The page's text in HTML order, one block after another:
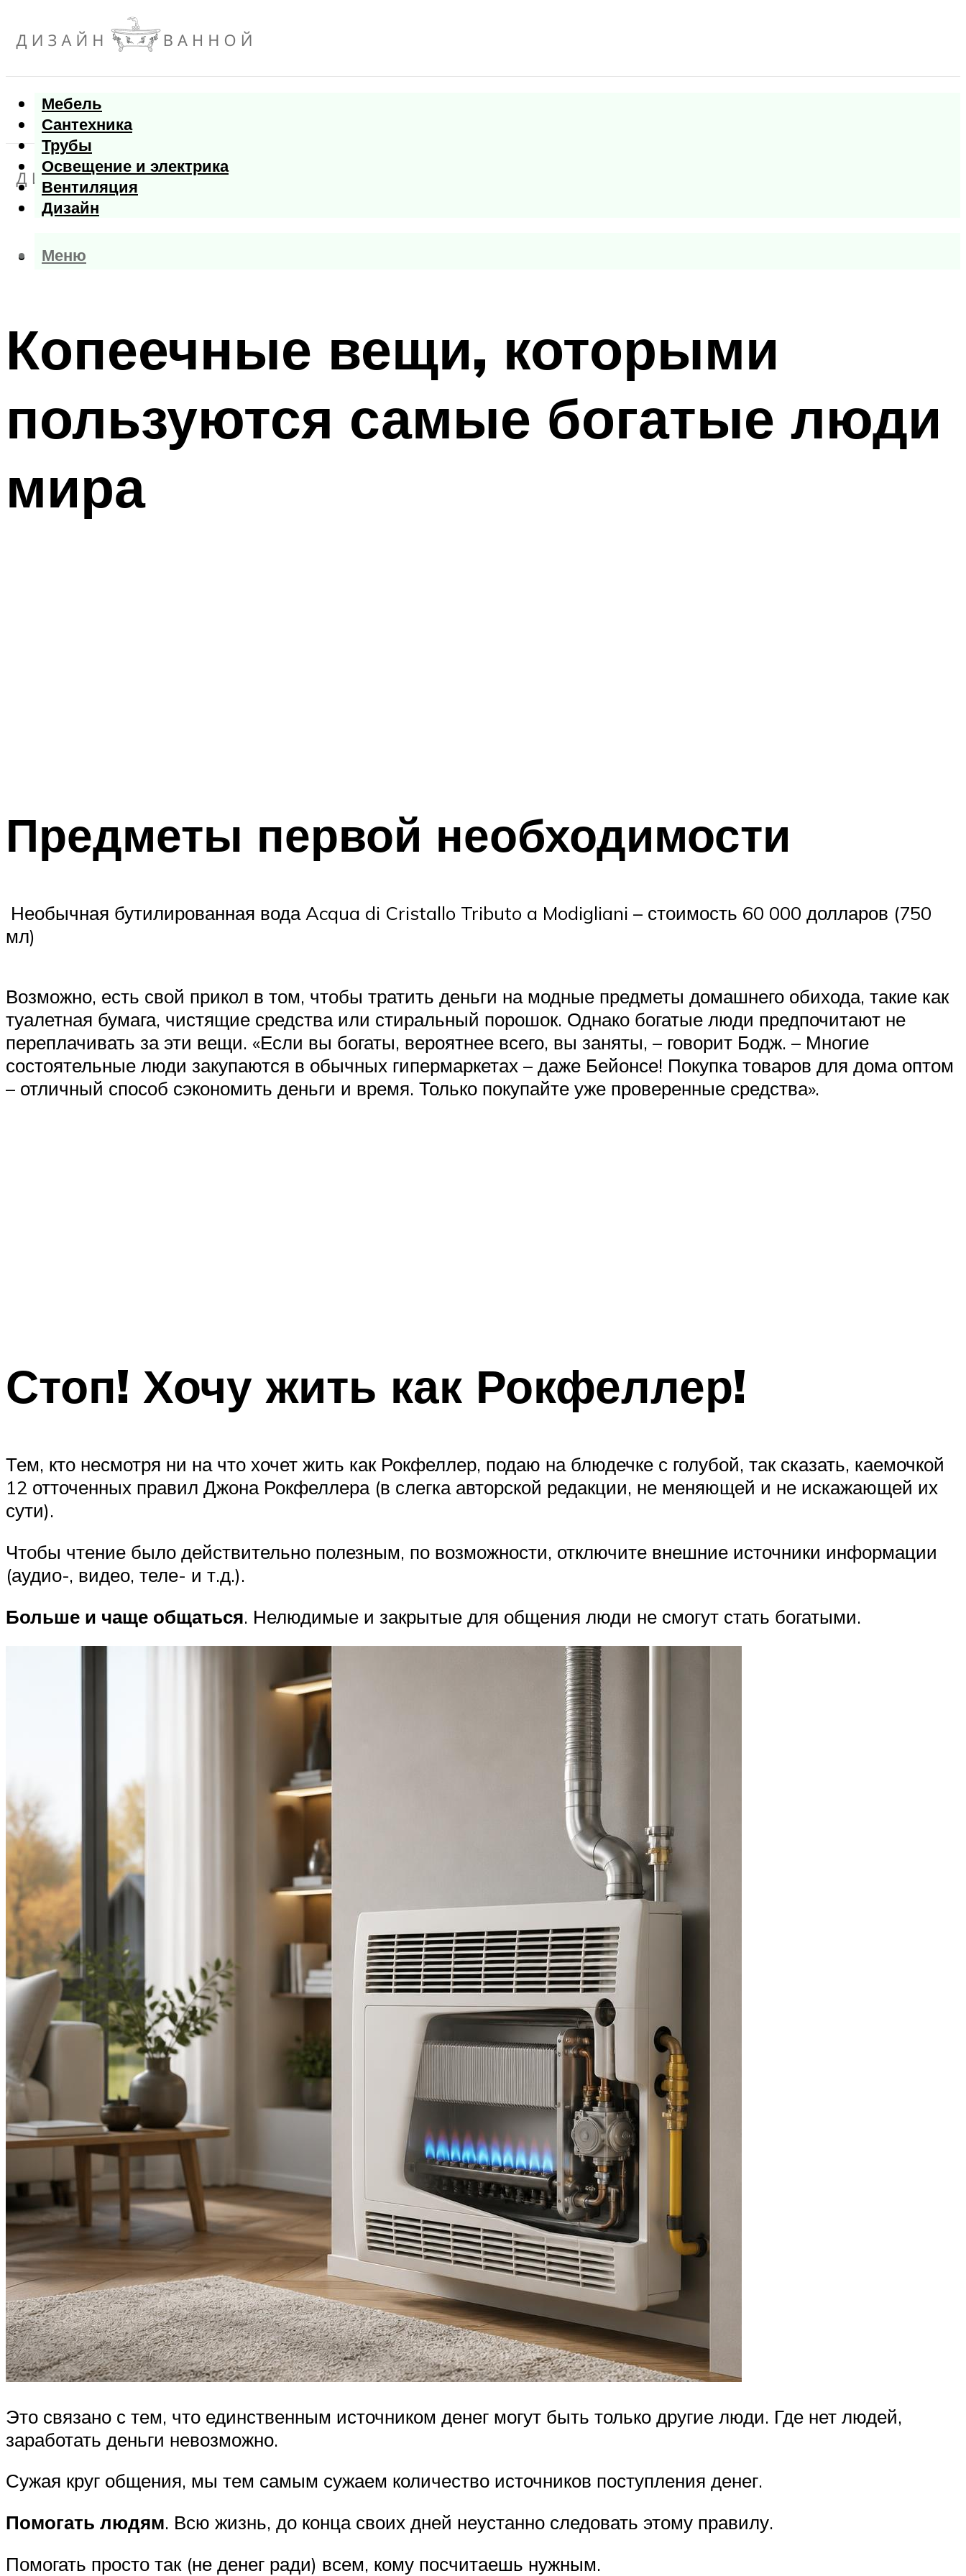
Мебель
Сантехника
Трубы
Освещение и электрика
Вентиляция
Дизайн
Меню
Меню
Копеечные вещи, которыми
пользуются самые богатые люди
мира
Предметы первой необходимости
Необычная бутилированная вода Acqua di Cristallo Tributo a Modigliani – стоимость 60 000 долларов (750
мл)
Возможно, есть свой прикол в том, чтобы тратить деньги на модные предметы домашнего обихода, такие как
туалетная бумага, чистящие средства или стиральный порошок. Однако богатые люди предпочитают не
переплачивать за эти вещи. «Если вы богаты, вероятнее всего, вы заняты, – говорит Бодж. – Многие
состоятельные люди закупаются в обычных гипермаркетах – даже Бейонсе! Покупка товаров для дома оптом
– отличный способ сэкономить деньги и время. Только покупайте уже проверенные средства».
Стоп! Хочу жить как Рокфеллер!
Тем, кто несмотря ни на что хочет жить как Рокфеллер, подаю на блюдечке с голубой, так сказать, каемочкой
12 отточенных правил Джона Рокфеллера (в слегка авторской редакции, не меняющей и не искажающей их
сути).
Чтобы чтение было действительно полезным, по возможности, отключите внешние источники информации
(аудио-, видео, теле- и т.д.).
Больше и чаще общаться. Нелюдимые и закрытые для общения люди не смогут стать богатыми.
Это связано с тем, что единственным источником денег могут быть только другие люди. Где нет людей,
заработать деньги невозможно.
Сужая круг общения, мы тем самым сужаем количество источников поступления денег.
Помогать людям. Всю жизнь, до конца своих дней неустанно следовать этому правилу.
Помогать просто так (не денег ради) всем, кому посчитаешь нужным.